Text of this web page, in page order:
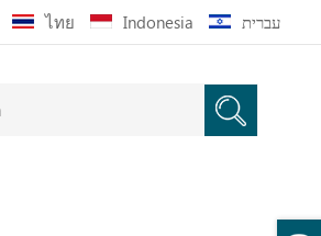
ไทย Indonesia עברית